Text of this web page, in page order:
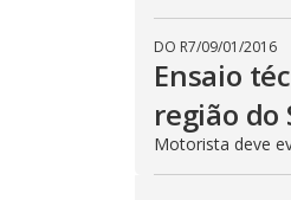
DO R7/09/01/2016
Ensaio
região do
Motorista deve